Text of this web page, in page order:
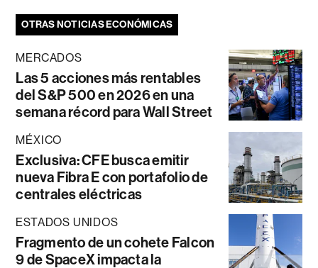
OTRAS NOTICIAS ECONÓMICAS
MERCADOS
Las 5 acciones más rentables
del S&P 500 en 2026 en una
semana récord para Wall Street
MÉXICO
Exclusiva: CFE busca emitir
nueva Fibra E con portafolio de
centrales eléctricas
ESTADOS UNIDOS
Fragmento de un cohete Falcon
9 de SpaceX impacta la